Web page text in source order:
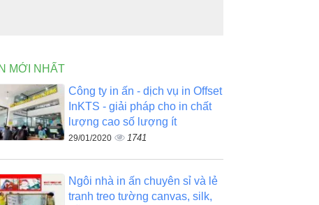
MỚI NHẤT
Công ty in ấn - dịch vụ in Offset
InKTS - giải pháp cho in chất
lượng cao số lượng ít
29/01/2020 1741
Ngôi nhà in ấn chuyên sỉ và lẻ
tranh treo tường canvas, silk,